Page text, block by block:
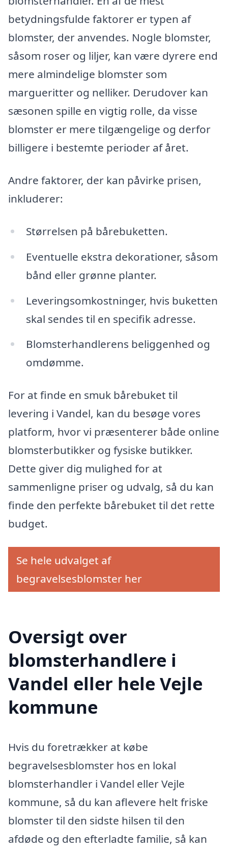
betydningsfulde faktorer er typen af
blomster, der anvendes. Nogle blomster,
såsom roser og liljer, kan være dyrere end
mere almindelige blomster som
margueritter og nelliker. Derudover kan
sæsonen spille en vigtig rolle, da visse
blomster er mere tilgængelige og derfor
billigere i bestemte perioder af året.
Andre faktorer, der kan påvirke prisen,
inkluderer:
Størrelsen på bårebuketten.
Eventuelle ekstra dekorationer, såsom
bånd eller grønne planter.
Leveringsomkostninger, hvis buketten
skal sendes til en specifik adresse.
Blomsterhandlerens beliggenhed og
omdømme.
For at finde en smuk bårebuket til
levering i Vandel, kan du besøge vores
platform, hvor vi præsenterer både online
blomsterbutikker og fysiske butikker.
Dette giver dig mulighed for at
sammenligne priser og udvalg, så du kan
finde den perfekte bårebuket til det rette
budget.
Se hele udvalget af
begravelsesblomster her
Oversigt over
blomsterhandlere i
Vandel eller hele Vejle
kommune
Hvis du foretrækker at købe
begravelsesblomster hos en lokal
blomsterhandler i Vandel eller Vejle
kommune, så du kan aflevere helt friske
blomster til den sidste hilsen til den
afdøde og den efterladte familie, så kan